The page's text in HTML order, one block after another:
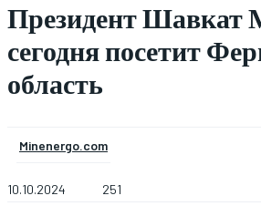
Президент Шавкат
сегодня посетит
область
Minenergo.com
10.10.2024 251